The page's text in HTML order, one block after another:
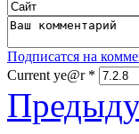
Подписатся на
Current ye@r *